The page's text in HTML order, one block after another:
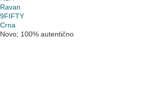
Ravan
9FIFTY
Crna
Novo; 100% autentično